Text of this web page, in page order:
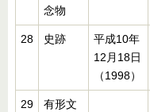
念物
28 史跡
平成10年
12月18日
（1998）
29
有形文